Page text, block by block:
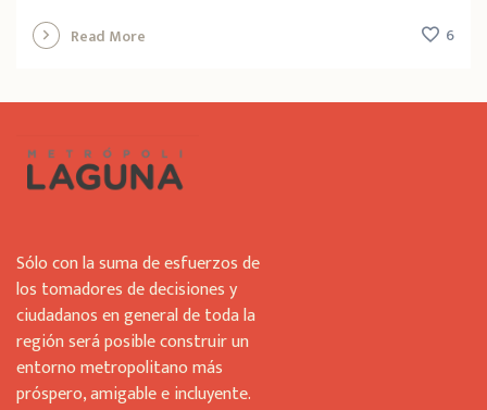
Read More 6
Sólo con la suma de esfuerzos de
los tomadores de decisiones y
ciudadanos en general de toda la
región será posible construir un
entorno metropolitano más
próspero, amigable e incluyente.